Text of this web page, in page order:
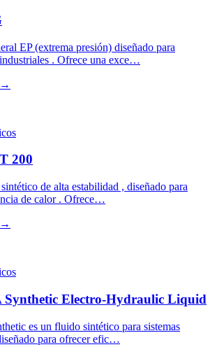
EP (extrema presión) diseñado para
. Ofrece una exce…
→
200
de alta estabilidad , diseñado para
de calor . Ofrece…
→
Synthetic Electro-Hydraulic Liquid
es un fluido sintético para sistemas
para ofrecer efic…